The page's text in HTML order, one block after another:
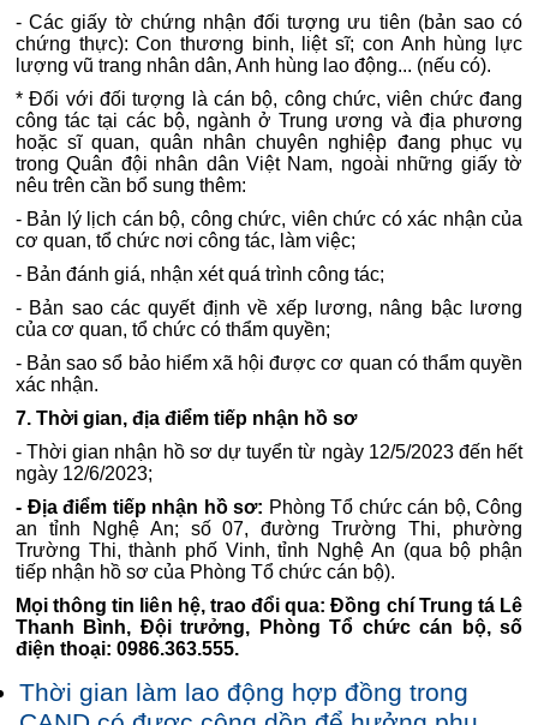
- Các giấy tờ chứng nhận đối tượng ưu tiên (bản sao có
chứng thực): Con thương binh, liệt sĩ; con Anh hùng lực
lượng vũ trang nhân dân, Anh hùng lao động... (nếu có).
* Đối với đối tượng là cán bộ, công chức, viên chức đang
công tác tại các bộ, ngành ở Trung ương và địa phương
hoặc sĩ quan, quân nhân chuyên nghiệp đang phục vụ
trong Quân đội nhân dân Việt Nam, ngoài những giấy tờ
nêu trên cần bổ sung thêm:
- Bản lý lịch cán bộ, công chức, viên chức có xác nhận của
cơ quan, tổ chức nơi công tác, làm việc;
- Bản đánh giá, nhận xét quá trình công tác;
- Bản sao các quyết định về xếp lương, nâng bậc lương
của cơ quan, tổ chức có thẩm quyền;
- Bản sao sổ bảo hiểm xã hội được cơ quan có thẩm quyền
xác nhận.
7. Thời gian, địa điểm tiếp nhận hồ sơ
- Thời gian nhận hồ sơ dự tuyển từ ngày 12/5/2023 đến hết
ngày 12/6/2023;
- Địa điểm tiếp nhận hồ sơ: Phòng Tổ chức cán bộ, Công
an tỉnh Nghệ An; số 07, đường Trường Thi, phường
Trường Thi, thành phố Vinh, tỉnh Nghệ An (qua bộ phận
tiếp nhận hồ sơ của Phòng Tổ chức cán bộ).
Mọi thông tin liên hệ, trao đổi qua: Đồng chí Trung tá Lê
Thanh Bình, Đội trưởng, Phòng Tổ chức cán bộ, số
điện thoại: 0986.363.555.
Thời gian làm lao động hợp đồng trong